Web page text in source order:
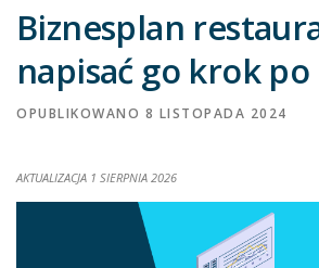
Baza wiedzy
Bezpłatna konsultacja
Biznesplan
napisać go krok
OPUBLIKOWANO 8 LISTOPADA 2024
AKTUALIZACJA 1 SIERPNIA 2026